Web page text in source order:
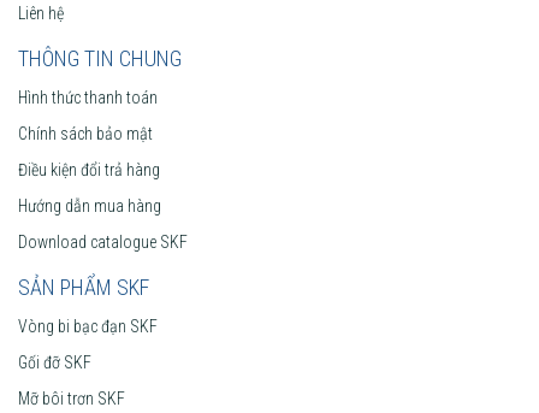
Liên hệ
THÔNG TIN CHUNG
Hình thức thanh toán
Chính sách bảo mật
Điều kiện đổi trả hàng
Hướng dẫn mua hàng
Download catalogue SKF
SẢN PHẨM SKF
Vòng bi bạc đạn SKF
Gối đỡ SKF
Mỡ bôi trơn SKF